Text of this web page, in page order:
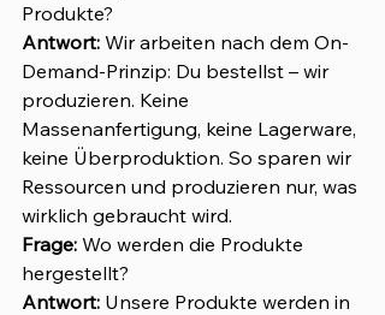
Produkte?
Antwort: Wir arbeiten nach dem On-
Demand-Prinzip: Du bestellst – wir
produzieren. Keine
Massenanfertigung, keine Lagerware,
keine Überproduktion. So sparen wir
Ressourcen und produzieren nur, was
wirklich gebraucht wird.
Frage: Wo werden die Produkte
hergestellt?
Antwort: Unsere Produkte werden in